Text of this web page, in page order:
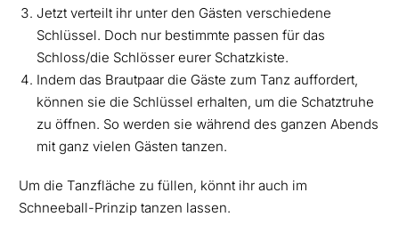
Jetzt verteilt ihr unter den Gästen verschiedene
Schlüssel. Doch nur bestimmte passen für das
Schloss/die Schlösser eurer Schatzkiste.
Indem das Brautpaar die Gäste zum Tanz auffordert,
können sie die Schlüssel erhalten, um die Schatztruhe
zu öffnen. So werden sie während des ganzen Abends
mit ganz vielen Gästen tanzen.
Um die Tanzfläche zu füllen, könnt ihr auch im
Schneeball-Prinzip tanzen lassen.